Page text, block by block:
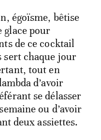
égoïsme, bêtise
glace pour
de ce cocktail
sert chaque jour
tout en
d’avoir
se délasser
ou d’avoir
deux assiettes.